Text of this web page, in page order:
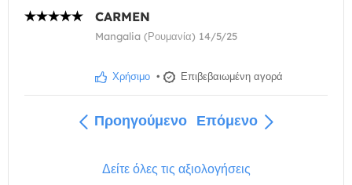
CARMEN
Mangalia (Ρουμανία) 14/5/25
Χρήσιμο • Επιβεβαιωμένη αγορά
Προηγούμενο Επόμενο
Δείτε όλες τις αξιολογήσεις